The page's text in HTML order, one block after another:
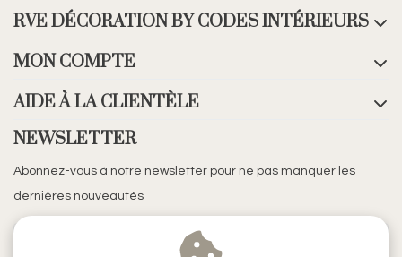
RVE DÉCORATION BY CODES INTÉRIEURS
MON COMPTE
AIDE À LA CLIENTÈLE
NEWSLETTER
Abonnez-vous à notre newsletter pour ne pas manquer les
dernières nouveautés